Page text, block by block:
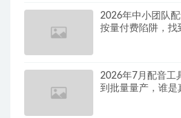
2026年中小团队
按量付费陷阱，找
2026年7月配音工
到批量量产，谁是